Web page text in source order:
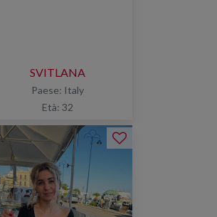
SVITLANA
Paese: Italy
Età: 32